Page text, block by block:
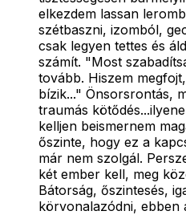
elkezdem lassan
szétbaszni, izomból,
csak legyen tettes és
számít. "Most
tovább. Hiszem
bízik..." Önsorsrontás,
traumás
kelljen beismernem
őszinte, hogy ez a
már nem szolgál.
két ember kell, meg
Bátorság, őszintesés,
körvonalazódni, ebben